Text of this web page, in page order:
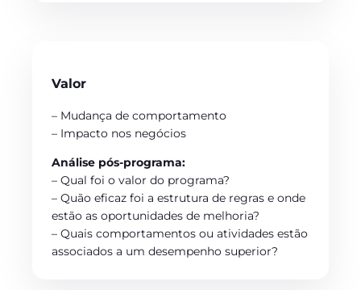
Valor
– Mudança de comportamento
– Impacto nos negócios
Análise pós-programa:
– Qual foi o valor do programa?
– Quão eficaz foi a estrutura de regras e onde
estão as oportunidades de melhoria?
– Quais comportamentos ou atividades estão
associados a um desempenho superior?